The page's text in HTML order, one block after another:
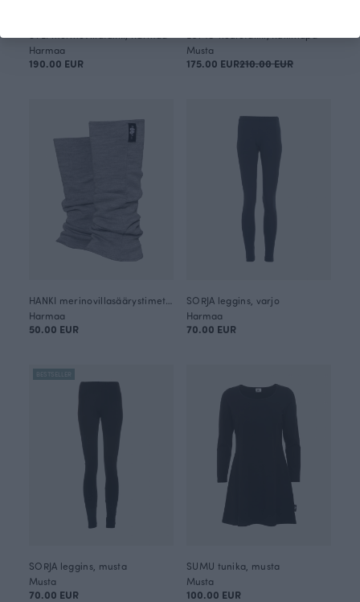
Harmaa
190.00 EUR
Musta
175.00 EUR210.00 EUR
Harmaa
50.00 EUR
SORJA leggins, varjo
Harmaa
70.00 EUR
BESTSELLER
SORJA leggins, musta
Musta
70.00 EUR
SUMU tunika, musta
Musta
100.00 EUR